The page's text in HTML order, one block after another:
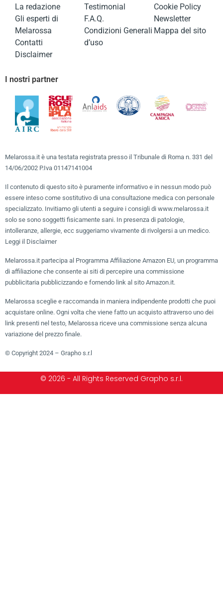
La redazione
Gli esperti di
Melarossa
Contatti
Disclaimer
Testimonial
F.A.Q.
Condizioni Generali
d’uso
Cookie Policy
Newsletter
Mappa del sito
I nostri partner
Melarossa.it è una testata registrata presso il Tribunale di Roma n. 331 del
14/06/2002 P.Iva 01147141004
Il contenuto di questo sito è puramente informativo e in nessun modo può
essere inteso come sostitutivo di una consultazione medica con personale
specializzato. Invitiamo gli utenti a seguire i consigli di www.melarossa.it
solo se sono soggetti fisicamente sani. In presenza di patologie,
intolleranze, allergie, ecc suggeriamo vivamente di rivolgersi a un medico.
Leggi il Disclaimer
Melarossa.it partecipa al Programma Affiliazione Amazon EU, un programma
di affiliazione che consente ai siti di percepire una commissione
pubblicitaria pubblicizzando e fornendo link al sito Amazon.it.
Melarossa sceglie e raccomanda in maniera indipendente prodotti che puoi
acquistare online. Ogni volta che viene fatto un acquisto attraverso uno dei
link presenti nel testo, Melarossa riceve una commissione senza alcuna
variazione del prezzo finale.
© Copyright 2024 – Grapho s.r.l
© 2026 - All Rights Reserved Grapho s.r.l.